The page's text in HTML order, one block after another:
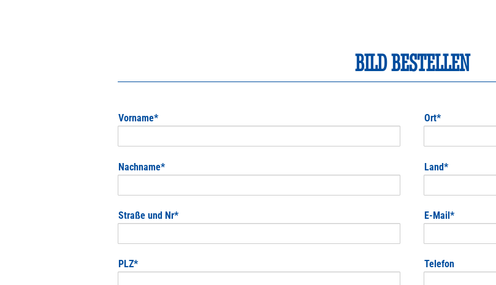
BILD BESTELLEN
Pflichtfeld
Vorname*
Pflichtfeld
Nachname*
Pflichtfeld
Straße und Nr*
Pflichtfeld
PLZ*
Pflichtfeld
Ort*
Pflichtfeld
Land*
Pflichtfeld
E-Mail*
Telefon